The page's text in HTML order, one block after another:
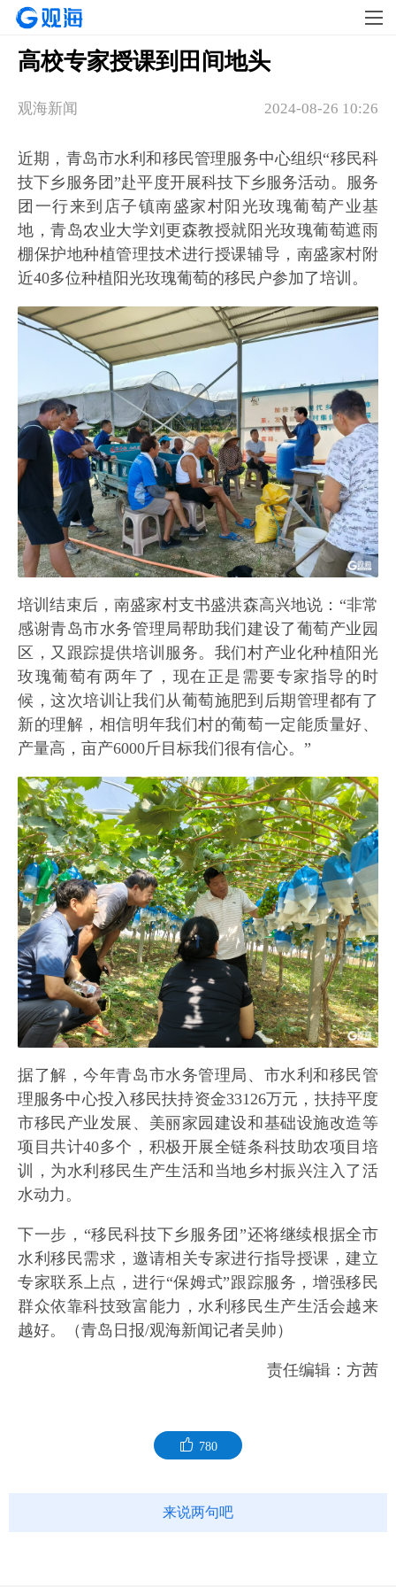
高校专家授课到田间地头
2024-08-26 10:26
观海新闻
近期，青岛市水利和移民管理服务中心组织“移民科
技下乡服务团”赴平度开展科技下乡服务活动。服务
团一行来到店子镇南盛家村阳光玫瑰葡萄产业基
地，青岛农业大学刘更森教授就阳光玫瑰葡萄遮雨
棚保护地种植管理技术进行授课辅导，南盛家村附
近40多位种植阳光玫瑰葡萄的移民户参加了培训。
培训结束后，南盛家村支书盛洪森高兴地说：“非常
感谢青岛市水务管理局帮助我们建设了葡萄产业园
区，又跟踪提供培训服务。我们村产业化种植阳光
玫瑰葡萄有两年了，现在正是需要专家指导的时
候，这次培训让我们从葡萄施肥到后期管理都有了
新的理解，相信明年我们村的葡萄一定能质量好、
产量高，亩产6000斤目标我们很有信心。”
据了解，今年青岛市水务管理局、市水利和移民管
理服务中心投入移民扶持资金33126万元，扶持平度
市移民产业发展、美丽家园建设和基础设施改造等
项目共计40多个，积极开展全链条科技助农项目培
训，为水利移民生产生活和当地乡村振兴注入了活
水动力。
下一步，“移民科技下乡服务团”还将继续根据全市
水利移民需求，邀请相关专家进行指导授课，建立
专家联系上点，进行“保姆式”跟踪服务，增强移民
群众依靠科技致富能力，水利移民生产生活会越来
越好。（青岛日报/观海新闻记者吴帅）
责任编辑：方茜
780
来说两句吧